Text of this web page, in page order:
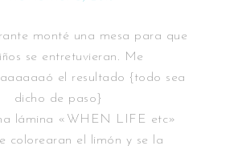
monté una mesa para que
se entretuvieran. Me
el resultado {todo sea
dicho de paso}
lámina «WHEN LIFE etc»
colorearan el limón y se la